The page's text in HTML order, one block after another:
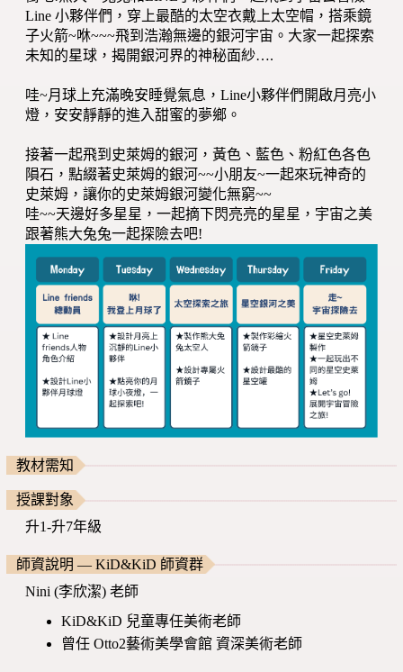
Line 小夥伴們，穿上最酷的太空衣戴上太空帽，搭乘鏡
子火箭~咻~~~飛到浩瀚無邊的銀河宇宙。大家一起探索
未知的星球，揭開銀河界的神秘面紗….
哇~月球上充滿晚安睡覺氣息，Line小夥伴們開啟月亮小
燈，安安靜靜的進入甜蜜的夢鄉。
接著一起飛到史萊姆的銀河，黃色、藍色、粉紅色各色
隕石，點綴著史萊姆的銀河~~小朋友~一起來玩神奇的
史萊姆，讓你的史萊姆銀河變化無窮~~
哇~~天邊好多星星，一起摘下閃亮亮的星星，宇宙之美
跟著熊大兔兔一起探險去吧!
教材需知
授課對象
升1-升7年級
師資說明 — KiD&KiD 師資群
Nini (李欣潔) 老師
KiD&KiD 兒童專任美術老師
曾任 Otto2藝術美學會館 資深美術老師